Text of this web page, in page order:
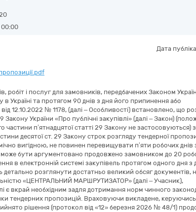
Дата
робіт і послуг для замовників, передбачених Законом
в Україні та протягом 90 днів з дня його припинення або
12.10.2022 № 1178, (далі – Особливості) встановлено, що
України «Про публічні закупівлі» (далі – Закон)
частини п’ятнадцятої статті 29 Закону не застосовуються) з
десятої ст. 29 Закону строк розгляду тендерної
вигідною, не повинен перевищувати п’яти робочих днів
може бути аргументовано продовжено замовником до 20
в електронній системі закупівель протягом одного дня з
детально розглянути достатньо великий обсяг документів,
«ЦЕНТРАЛЬНИЙ МАРШРУТИЗАТОР» (далі – Учасник),
є вкрай необхідним задля дотримання норм чинного
тендерних пропозицій. Враховуючи викладене, керуючись
рішення (протокол від «12» березня 2026 № 48/1)